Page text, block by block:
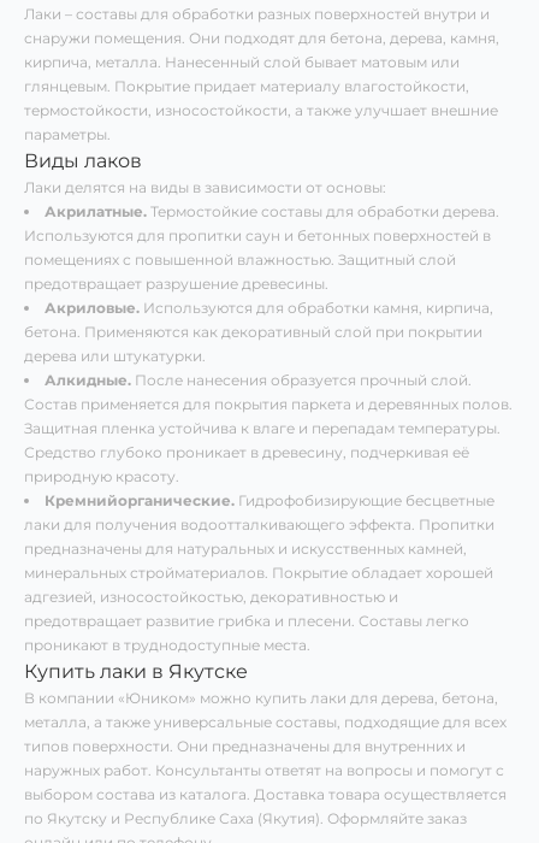
Лаки – составы для обработки разных поверхностей внутри и
снаружи помещения. Они подходят для бетона, дерева, камня,
кирпича, металла. Нанесенный слой бывает матовым или
глянцевым. Покрытие придает материалу влагостойкости,
термостойкости, износостойкости, а также улучшает внешние
параметры.
Виды лаков
Лаки делятся на виды в зависимости от основы:
Акрилатные. Термостойкие составы для обработки дерева.
Используются для пропитки саун и бетонных поверхностей в
помещениях с повышенной влажностью. Защитный слой
предотвращает разрушение древесины.
Акриловые. Используются для обработки камня, кирпича,
бетона. Применяются как декоративный слой при покрытии
дерева или штукатурки.
Алкидные. После нанесения образуется прочный слой.
Состав применяется для покрытия паркета и деревянных полов.
Защитная пленка устойчива к влаге и перепадам температуры.
Средство глубоко проникает в древесину, подчеркивая её
природную красоту.
Кремнийорганические. Гидрофобизирующие бесцветные
лаки для получения водоотталкивающего эффекта. Пропитки
предназначены для натуральных и искусственных камней,
минеральных стройматериалов. Покрытие обладает хорошей
адгезией, износостойкостью, декоративностью и
предотвращает развитие грибка и плесени. Составы легко
проникают в труднодоступные места.
Купить лаки в Якутске
В компании «Юником» можно купить лаки для дерева, бетона,
металла, а также универсальные составы, подходящие для всех
типов поверхности. Они предназначены для внутренних и
наружных работ. Консультанты ответят на вопросы и помогут с
выбором состава из каталога. Доставка товара осуществляется
по Якутску и Республике Саха (Якутия). Оформляйте заказ